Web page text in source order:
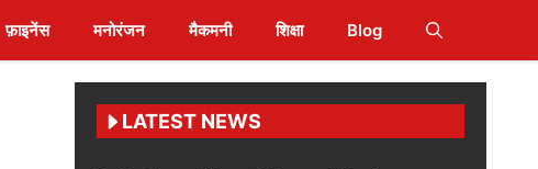
फ़ाइनेंस मनोरंजन मैकमनी शिक्षा Blog
LATEST NEWS